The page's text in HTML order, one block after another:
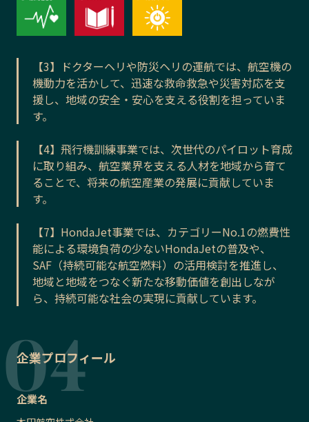
【3】ドクターヘリや防災ヘリの運航では、航空機の
機動力を活かして、迅速な救命救急や災害対応を支
援し、地域の安全・安心を支える役割を担っていま
す。
【4】飛行機訓練事業では、次世代のパイロット育成
に取り組み、航空業界を支える人材を地域から育て
ることで、将来の航空産業の発展に貢献していま
す。
【7】HondaJet事業では、カテゴリーNo.1の燃費性
能による環境負荷の少ないHondaJetの普及や、
SAF（持続可能な航空燃料）の活用検討を推進し、
地域と地域をつなぐ新たな移動価値を創出しなが
ら、持続可能な社会の実現に貢献しています。
企業プロフィール
企業名